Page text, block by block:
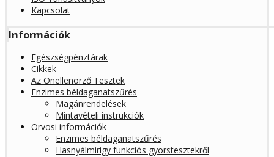
Kapcsolat
Információk
Egészségpénztárak
Cikkek
Az Önellenörző Tesztek
Enzimes béldaganatszűrés
Magánrendelések
Mintavételi instrukciók
Orvosi információk
Enzimes béldaganatszűrés
Hasnyálmirigy funkciós gyorstesztekről